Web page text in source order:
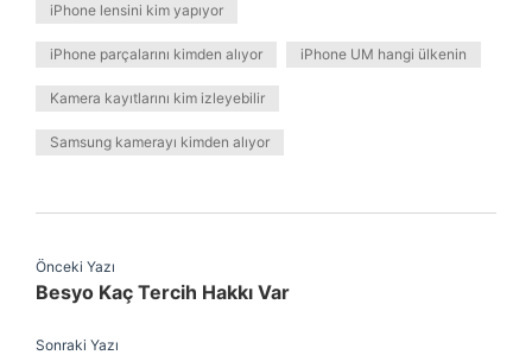
iPhone lensini kim yapıyor
iPhone parçalarını kimden alıyor iPhone UM hangi ülkenin
Kamera kayıtlarını kim izleyebilir
Samsung kamerayı kimden alıyor
Önceki Yazı
Besyo Kaç Tercih Hakkı Var
Sonraki Yazı